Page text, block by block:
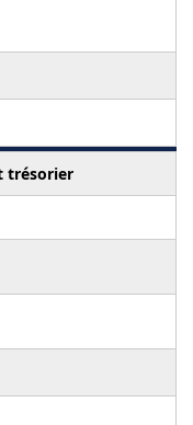
trésorier